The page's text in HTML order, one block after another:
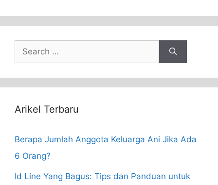
Search
for:
Arikel Terbaru
Berapa Jumlah Anggota Keluarga Ani Jika Ada
6 Orang?
Id Line Yang Bagus: Tips dan Panduan untuk